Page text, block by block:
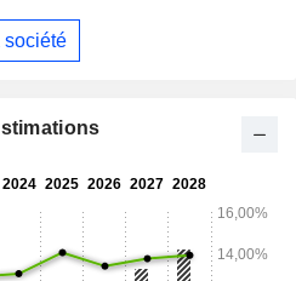
Seven-Up Nimbooz, Gatorade
en bouteille sous la marque
(Nepal) Private Limited, The
autres.
société